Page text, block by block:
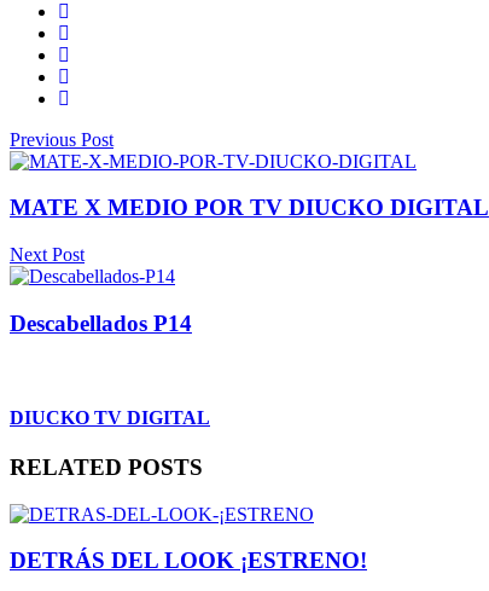
Previous Post
MATE X MEDIO POR TV DIUCKO DIGITAL
Next Post
Descabellados P14
DIUCKO TV DIGITAL
RELATED POSTS
DETRÁS DEL LOOK ¡ESTRENO!